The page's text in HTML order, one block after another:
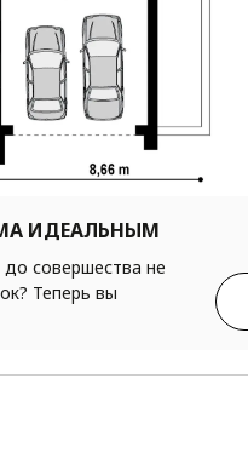
ИДЕАЛЬНЫМ
совершества не
Теперь вы